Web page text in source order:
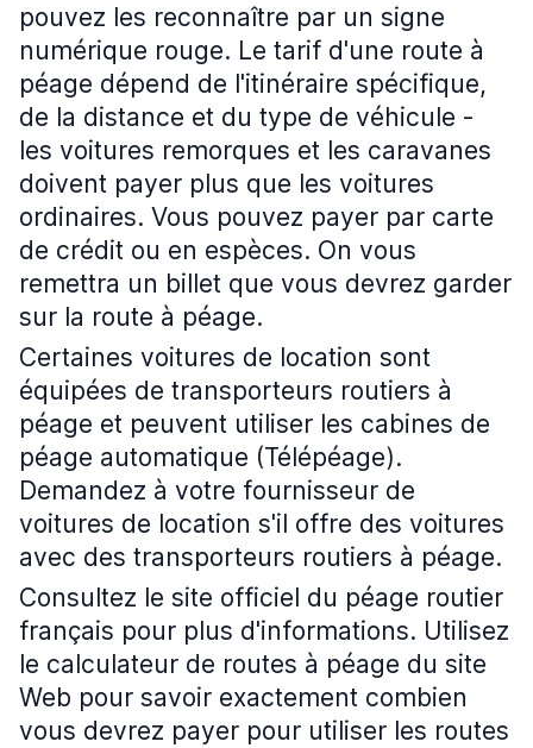
pouvez les reconnaître par un signe
numérique rouge. Le tarif d'une route à
péage dépend de l'itinéraire spécifique,
de la distance et du type de véhicule -
les voitures remorques et les caravanes
doivent payer plus que les voitures
ordinaires. Vous pouvez payer par carte
de crédit ou en espèces. On vous
remettra un billet que vous devrez garder
sur la route à péage.
Certaines voitures de location sont
équipées de transporteurs routiers à
péage et peuvent utiliser les cabines de
péage automatique (Télépéage).
Demandez à votre fournisseur de
voitures de location s'il offre des voitures
avec des transporteurs routiers à péage.
Consultez le site officiel du péage routier
français pour plus d'informations. Utilisez
le calculateur de routes à péage du site
Web pour savoir exactement combien
vous devrez payer pour utiliser les routes